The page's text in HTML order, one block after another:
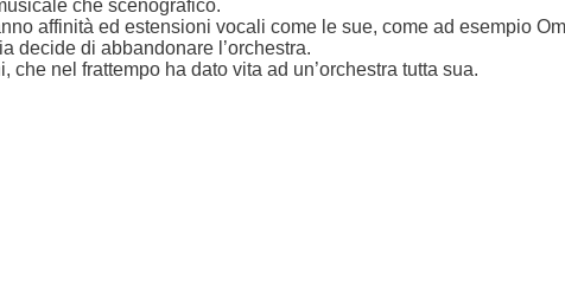
che scenografico.
affinità ed estensioni vocali come le sue, come ad esempio
decide di abbandonare l’orchestra.
nel frattempo ha dato vita ad un’orchestra tutta sua.